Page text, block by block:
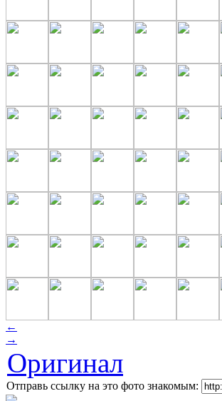
←
→
Оригинал
Отправь ссылку на это фото знакомым: